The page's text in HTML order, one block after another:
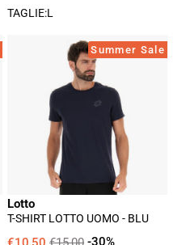
TAGLIE:L
T-
Shirt
Lotto
Uomo
Summer Sale
Lotto
T-SHIRT LOTTO UOMO - BLU